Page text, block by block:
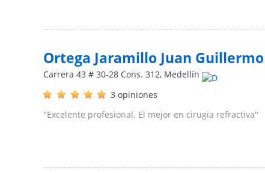
Ortega Jaramillo Juan Guillermo
Carrera 43 # 30-28 Cons. 312, Medellín
3 opiniones
"Excelente profesional. El mejor en cirugia refractiva"